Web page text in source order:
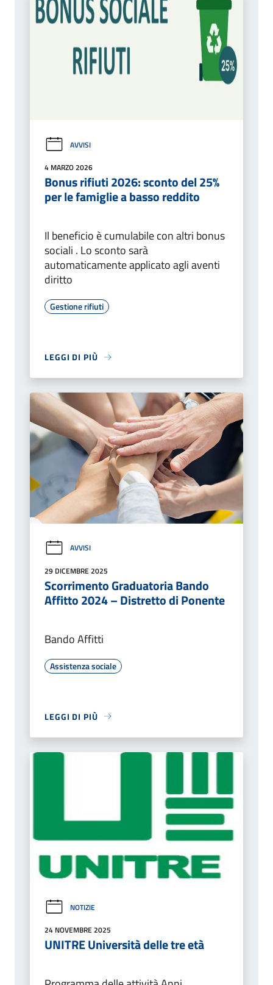
AVVISI
4 MARZO 2026
Bonus rifiuti 2026: sconto del 25%
per le famiglie a basso reddito
Il beneficio è cumulabile con altri bonus
sociali . Lo sconto sarà
automaticamente applicato agli aventi
diritto
Gestione rifiuti
LEGGI DI PIÙ
AVVISI
29 DICEMBRE 2025
Scorrimento Graduatoria Bando
Affitto 2024 – Distretto di Ponente
Bando Affitti
Assistenza sociale
LEGGI DI PIÙ
NOTIZIE
24 NOVEMBRE 2025
UNITRE Università delle tre età